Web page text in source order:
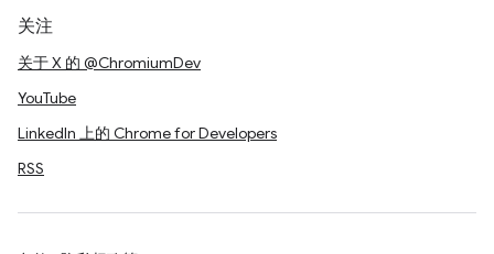
关注
关于 X 的 @ChromiumDev
YouTube
LinkedIn 上的 Chrome for Developers
RSS